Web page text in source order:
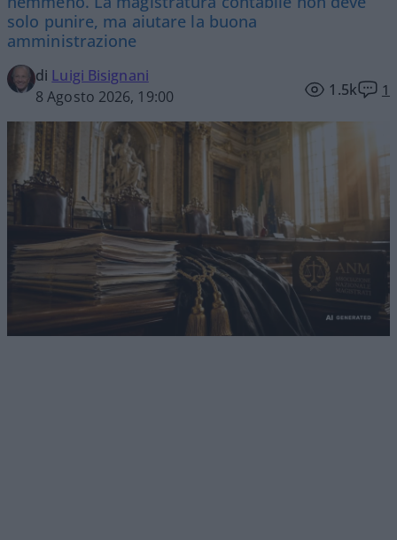
solo punire, ma aiutare la buona
amministrazione
di Luigi Bisignani
8 Agosto 2026, 19:00
1.5k 1